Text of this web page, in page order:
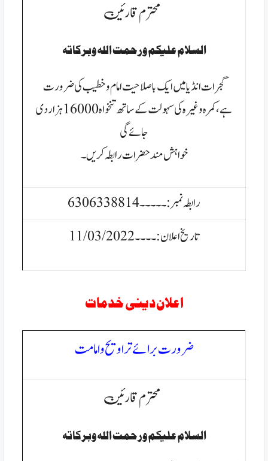
محترم قارئین
السلام عليكم ورحمت الله وبركاتہ
گجرات انڈیامیں ایک باصلاحیت امام و خطیب کی ضرورت
ہے،کمرہ
وغیرہ کی سہولت کے ساتھ تنخواہ 16000 ہزار دی
جائے گی
خواہش مند حضرات رابطہ کریں۔
رابطہ نمبر:۔۔۔۔۔6306338814
تاریخ اعلان:۔۔۔۔11/03/2022
اعلان دینی خدمات
ضرورت برائے تراویح و امامت
محترم قارئین
السلام عليكم ورحمت الله وبركاتہ